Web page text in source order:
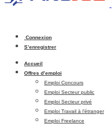
Connexion
S’enregistrer
Accueil
Offres d’emploi
Emploi Concours
Emploi Secteur public
Emploi Secteur privé
Emploi Travail à l’étranger
Emploi Freelance